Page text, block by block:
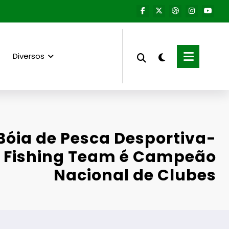
Diversos
de Pesca Desportiva-
Team é Campeão
Nacional de Clubes